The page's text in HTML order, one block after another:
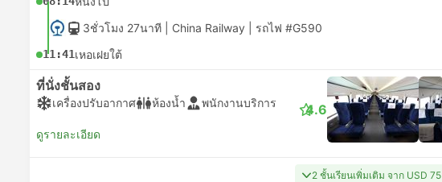
3ชั่วโมง 27นาที | China Railway รถไฟ #G590
11:41เหอเฝยใต้
ที่นั่งชั้นสอง
เครื่องปรับอากาศ ห้องน้ำ พนักงานบริการ
ดูรายละเอียด
4.6
2 ชั้นเรียนเพิ่มเติม จาก USD 75